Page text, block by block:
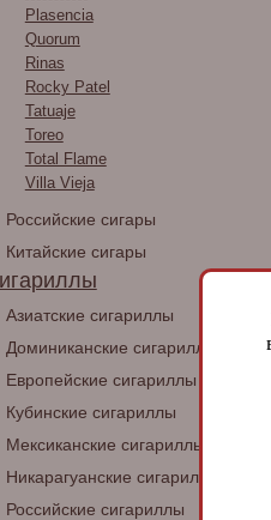
Plasencia
Quorum
Rinas
Rocky Patel
Tatuaje
Toreo
Total Flame
Villa Vieja
Российские сигары
Китайские сигары
Азиатские сигариллы
Доминиканские сигариллы
Европейские сигариллы
Кубинские сигариллы
Мексиканские сигариллы
Никарагуанские сигариллы
Российские сигариллы
Хьюмидор Aficionado
Bastion Block